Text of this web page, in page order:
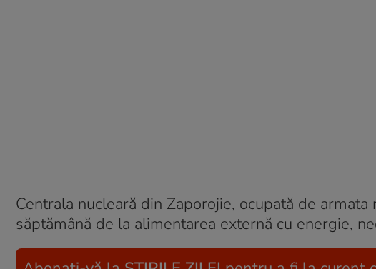
Centrala nucleară din Zaporojie, ocupată de
săptămână de la alimentarea externă cu energie,